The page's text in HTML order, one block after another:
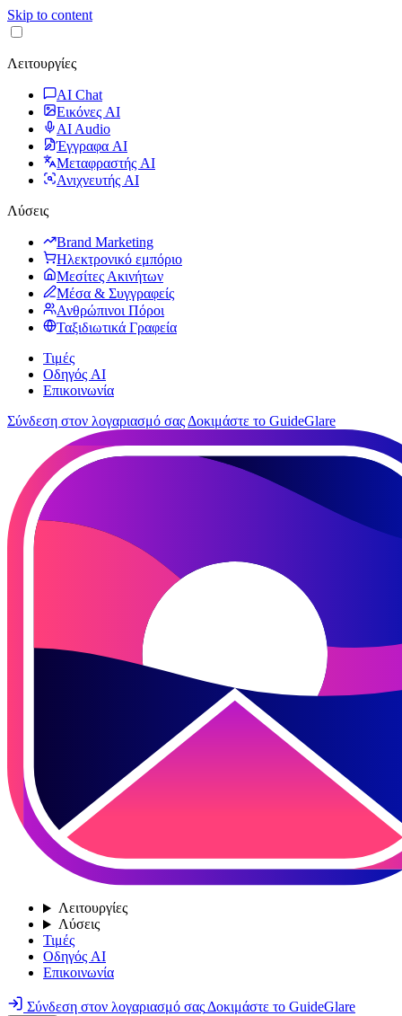
Skip to content
Λειτουργίες
AI Chat
Εικόνες AI
AI Audio
Έγγραφα AI
Μεταφραστής AI
Ανιχνευτής AI
Λύσεις
Brand Marketing
Ηλεκτρονικό εμπόριο
Μεσίτες Ακινήτων
Μέσα & Συγγραφείς
Ανθρώπινοι Πόροι
Ταξιδιωτικά Γραφεία
Τιμές
Οδηγός AI
Επικοινωνία
Σύνδεση στον λογαριασμό σας Δοκιμάστε το GuideGlare
Λειτουργίες
Λύσεις
Τιμές
Οδηγός AI
Επικοινωνία
Σύνδεση στον λογαριασμό σαςΔοκιμάστε το GuideGlare